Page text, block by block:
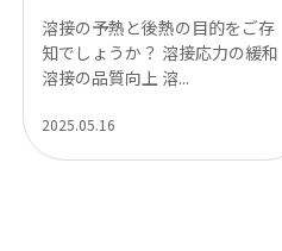
2025.05.16
溶接の予熱と後熱の目的をご存
知でしょうか？ 溶接応力の緩和
溶接の品質向上 溶...